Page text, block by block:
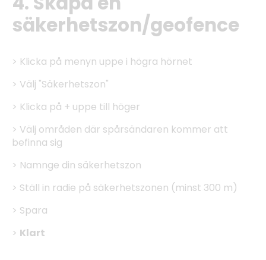
säkerhetszon/geofence
> Klicka på menyn uppe i högra hörnet
> Välj "Säkerhetszon"
> Klicka på + uppe till höger
> Välj områden där spårsändaren kommer att
befinna sig
> Namnge din säkerhetszon
> Ställ in radie på säkerhetszonen (minst 300 m)
> Spara
> Klart